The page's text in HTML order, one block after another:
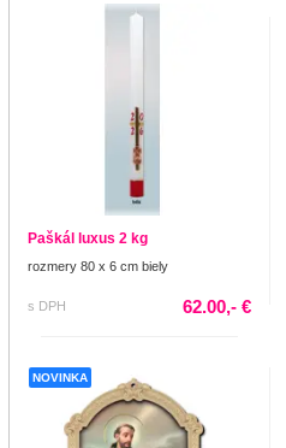
Paškál luxus 2 kg
rozmery 80 x 6 cm biely
s DPH 62.00,- €
NOVINKA